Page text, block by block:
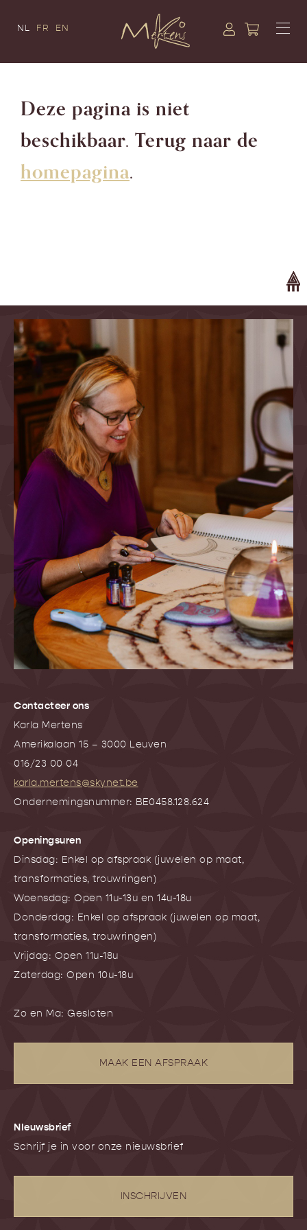
NL FR EN
Deze pagina is niet
beschikbaar. Terug naar de
homepagina.
Contacteer ons
Karla Mertens
Amerikalaan 15 – 3000 Leuven
016/23 00 04
karla.mertens@skynet.be
Ondernemingsnummer: BE0458.128.624
Openingsuren
Dinsdag: Enkel op afspraak (juwelen op maat,
transformaties, trouwringen)
Woensdag: Open 11u-13u en 14u-18u
Donderdag: Enkel op afspraak (juwelen op maat,
transformaties, trouwringen)
Vrijdag: Open 11u-18u
Zaterdag: Open 10u-18u
Zo en Ma: Gesloten
MAAK EEN AFSPRAAK
NIeuwsbrief
Schrijf je in voor onze nieuwsbrief
INSCHRIJVEN